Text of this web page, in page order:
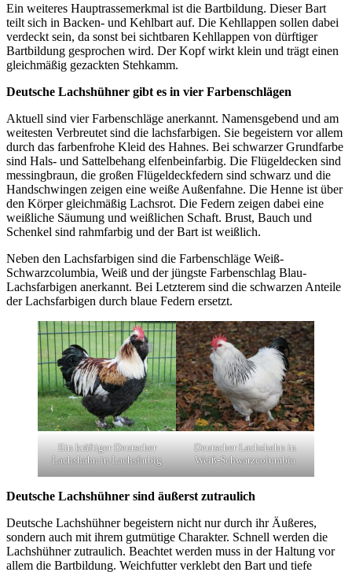
Ein weiteres Hauptrassemerkmal ist die Bartbildung. Dieser Bart
teilt sich in Backen- und Kehlbart auf. Die Kehllappen sollen dabei
verdeckt sein, da sonst bei sichtbaren Kehllappen von dürftiger
Bartbildung gesprochen wird. Der Kopf wirkt klein und trägt einen
gleichmäßig gezackten Stehkamm.
Deutsche Lachshühner gibt es in vier Farbenschlägen
Aktuell sind vier Farbenschläge anerkannt. Namensgebend und am
weitesten Verbreutet sind die lachsfarbigen. Sie begeistern vor allem
durch das farbenfrohe Kleid des Hahnes. Bei schwarzer Grundfarbe
sind Hals- und Sattelbehang elfenbeinfarbig. Die Flügeldecken sind
messingbraun, die großen Flügeldeckfedern sind schwarz und die
Handschwingen zeigen eine weiße Außenfahne. Die Henne ist über
den Körper gleichmäßig Lachsrot. Die Federn zeigen dabei eine
weißliche Säumung und weißlichen Schaft. Brust, Bauch und
Schenkel sind rahmfarbig und der Bart ist weißlich.
Neben den Lachsfarbigen sind die Farbenschläge Weiß-
Schwarzcolumbia, Weiß und der jüngste Farbenschlag Blau-
Lachsfarbigen anerkannt. Bei Letzterem sind die schwarzen Anteile
der Lachsfarbigen durch blaue Federn ersetzt.
Ein kräftiger Deutscher
Lachshahn in Lachsfarbig
Deutscher Lachshahn in
Weiß-Schwarzcolumbia
Deutsche Lachshühner sind äußerst zutraulich
Deutsche Lachshühner begeistern nicht nur durch ihr Äußeres,
sondern auch mit ihrem gutmütige Charakter. Schnell werden die
Lachshühner zutraulich. Beachtet werden muss in der Haltung vor
allem die Bartbildung. Weichfutter verklebt den Bart und tiefe